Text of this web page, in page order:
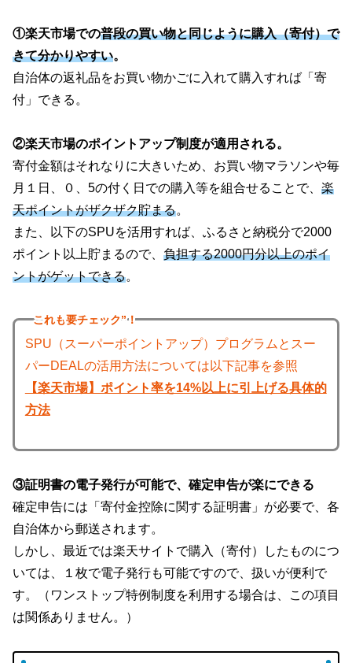
①楽天市場での普段の買い物と同じように購入（寄付）で
きて分かりやすい。
自治体の返礼品をお買い物かごに入れて購入すれば「寄
付」できる。
②楽天市場のポイントアップ制度が適用される。
寄付金額はそれなりに大きいため、お買い物マラソンや毎
月１日、０、5の付く日での購入等を組合せることで、 楽
天ポイントがザクザク貯まる。
また、以下のSPUを活用すれば、ふるさと納税分で2000
ポイント以上貯まるので、 負担する2000円分以上のポイ
ントがゲットできる。
これも要チェック”！
SPU（スーパーポイントアップ）プログラムとスー
パーDEALの活用方法については以下記事を参照
【楽天市場】ポイント率を14%以上に引上げる具体的
方法
③証明書の電子発行が可能で、確定申告が楽にできる
確定申告には「寄付金控除に関する証明書」が必要で、各
自治体から郵送されます。
しかし、最近では楽天サイトで購入（寄付）したものにつ
いては、１枚で電子発行も可能ですので、扱いが便利で
す。（ワンストップ特例制度を利用する場合は、この項目
は関係ありません。）